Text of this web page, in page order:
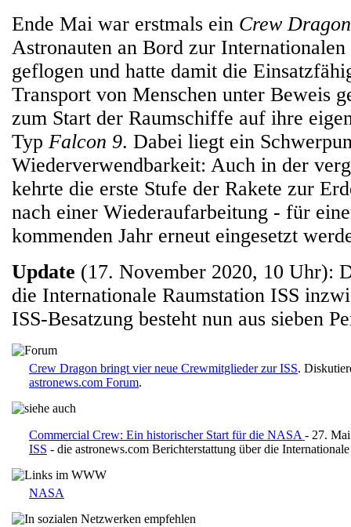
Ende Mai war erstmals ein Crew Dragon
Astronauten an Bord zur Internationalen
geflogen und hatte damit die
Transport von Menschen unter Beweis
zum Start der Raumschiffe auf ihre
Typ Falcon 9. Dabei liegt ein
Wiederverwendbarkeit: Auch in der
kehrte die erste Stufe der Rakete zur
nach einer Wiederaufarbeitung - für
kommenden Jahr erneut eingesetzt
Update (17. November 2020, 10 Uhr):
die Internationale Raumstation ISS
ISS-Besatzung besteht nun aus sieben
Crew Dragon bringt vier neue Crewmitglieder zur ISS.
astronews.com Forum.
Commercial Crew: Ein historischer Start für die NASA - 27.
ISS - die astronews.com Berichterstattung über die
NASA